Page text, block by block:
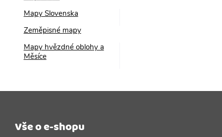
Mapy Slovenska
Zeměpisné mapy
Mapy hvězdné oblohy a
Měsíce
Vše o e-shopu